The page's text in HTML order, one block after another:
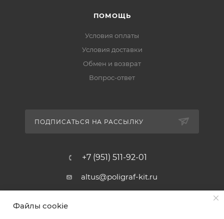
ПОМОЩЬ
Условия оплаты
Условия доставки
Обмен и возврат
Вопрос-ответ
ПОДПИСАТЬСЯ НА РАССЫЛКУ
+7 (951) 511-92-01
altus@poligraf-kit.ru
Ростовская обл, Аксайский р-н,
Файлы cookie